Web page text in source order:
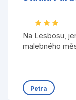
Na Lesbosu,
malebného
Petra